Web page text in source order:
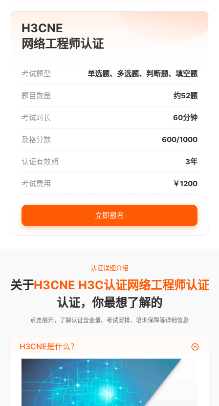
H3CNE
网络工程师认证
考试题型 单选题、多选题、判断题、填空题
题目数量 约52题
考试时长 60分钟
及格分数 600/1000
认证有效期 3年
考试费用 ￥1200
立即报名
认证详细介绍
关于H3CNE H3C认证网络工程师认证
认证，你最想了解的
点击展开，了解认证含金量、考试安排、培训保障等详细信息
H3CNE是什么？